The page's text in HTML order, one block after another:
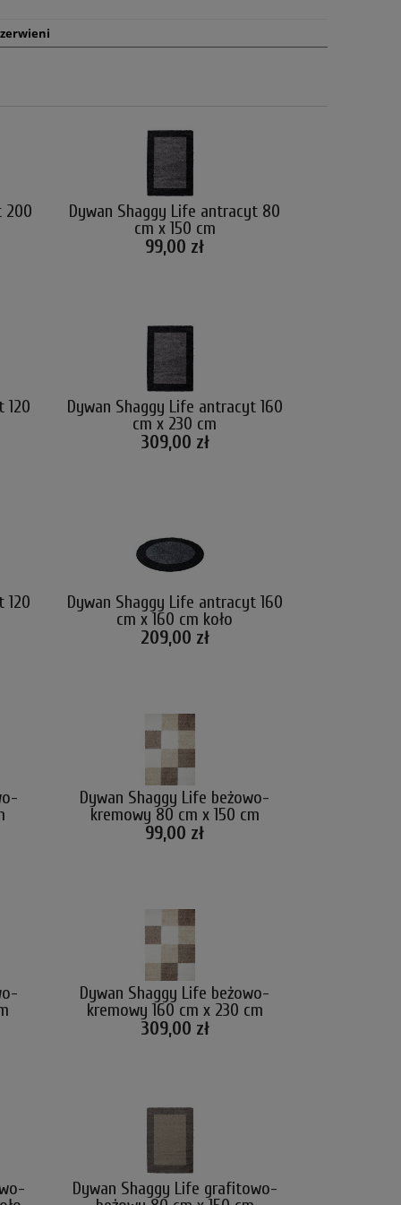
200
Dywan Shaggy Life antracyt 80
cm x 150 cm
99,00 zł
120
Dywan Shaggy Life antracyt 160
cm x 230 cm
309,00 zł
120
Dywan Shaggy Life antracyt 160
cm x 160 cm koło
209,00 zł
Dywan Shaggy Life beżowo-
kremowy 80 cm x 150 cm
99,00 zł
Dywan Shaggy Life beżowo-
kremowy 160 cm x 230 cm
309,00 zł
Dywan Shaggy Life grafitowo-